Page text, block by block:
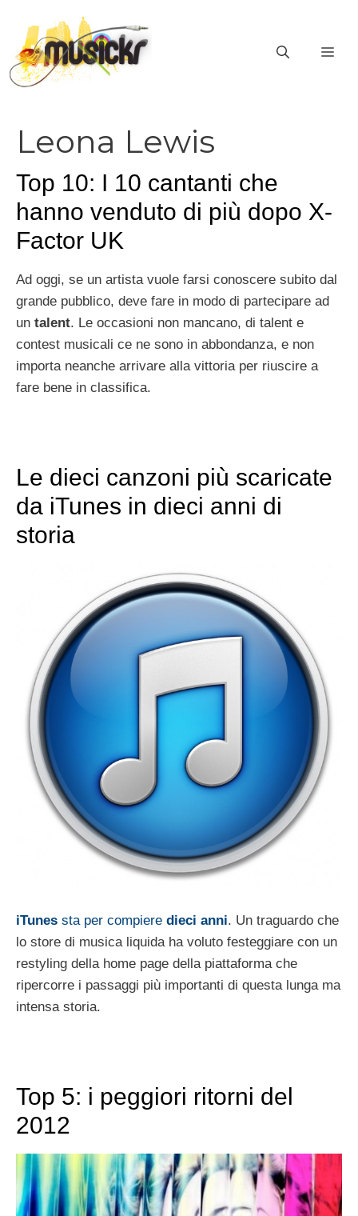
contenuto
Leona Lewis
Top 10: I 10 cantanti che
hanno venduto di più dopo X-
Factor UK
Ad oggi, se un artista vuole farsi conoscere subito dal
grande pubblico, deve fare in modo di partecipare ad
un talent. Le occasioni non mancano, di talent e
contest musicali ce ne sono in abbondanza, e non
importa neanche arrivare alla vittoria per riuscire a
fare bene in classifica.
Le dieci canzoni più scaricate
da iTunes in dieci anni di
storia
iTunes sta per compiere dieci anni. Un traguardo che
lo store di musica liquida ha voluto festeggiare con un
restyling della home page della piattaforma che
ripercorre i passaggi più importanti di questa lunga ma
intensa storia.
Top 5: i peggiori ritorni del
2012